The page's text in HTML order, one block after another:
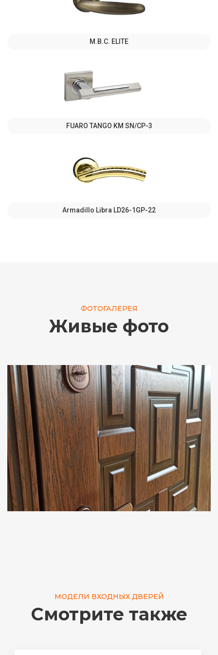
M.B.C. ELITE
FUARO TANGO KM SN/CP-3
Armadillo Libra LD26-1GP-22
ФОТОГАЛЕРЕЯ
Живые фото
МОДЕЛИ ВХОДНЫХ ДВЕРЕЙ
Смотрите также